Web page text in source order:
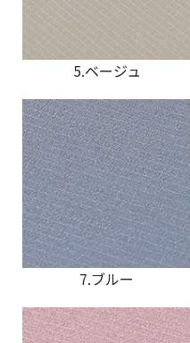
5.ベージュ
7.ブルー